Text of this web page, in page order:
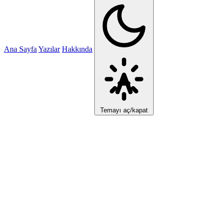
Ana Sayfa Yazılar Hakkında
Temayı aç/kapat